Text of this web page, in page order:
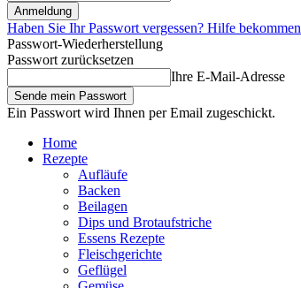
Haben Sie Ihr Passwort vergessen? Hilfe bekommen
Passwort-Wiederherstellung
Passwort zurücksetzen
Ihre E-Mail-Adresse
Ein Passwort wird Ihnen per Email zugeschickt.
Home
Rezepte
Aufläufe
Backen
Beilagen
Dips und Brotaufstriche
Essens Rezepte
Fleischgerichte
Geflügel